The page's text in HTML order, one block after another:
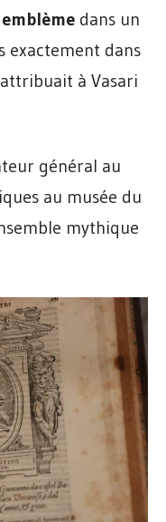
dans un
exactement dans
à Vasari
général au
au musée du
mythique